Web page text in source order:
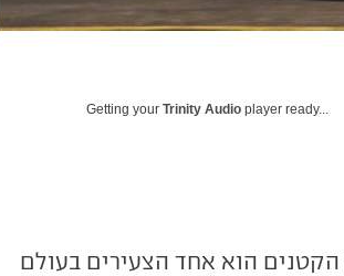
Getting yourTrinity Audio player ready...
הוא אחד הצעירים בעולם